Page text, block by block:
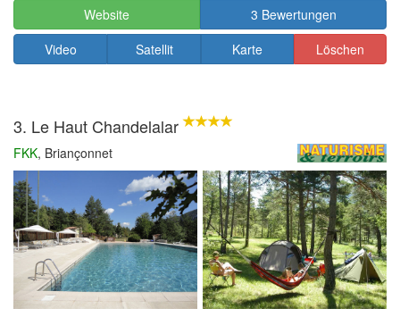
Website
3 Bewertungen
Video
Satellit Karte Löschen
3. Le Haut Chandelalar
FKK, Briançonnet